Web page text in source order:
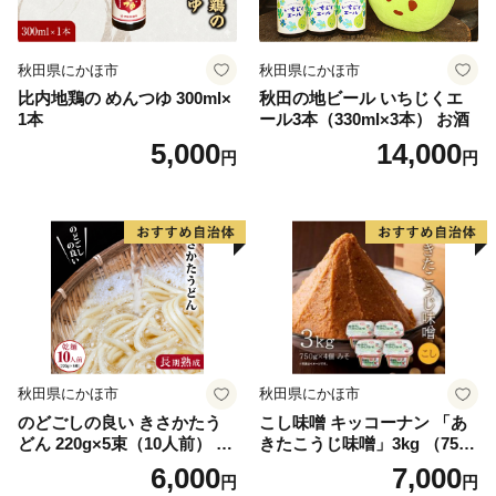
秋田県にかほ市
比内地鶏の めんつゆ 300ml×
1本
5,000円
秋田県にかほ市
秋田の地ビール いちじくエ
ール3本（330ml×3本） お酒
14,000円
秋田県にかほ市
のどごしの良い きさかたう
どん 220g×5束（10人前） 乾
麺 麺類 秋田県 ご当地6,000円
秋田県にかほ市
こし味噌 キッコーナン 「あ
きたこうじ味噌」3kg （750g
×4） 【 みそ 味噌 小分け カ
ップ 麹味噌 調味料 大豆 味噌
7,000円